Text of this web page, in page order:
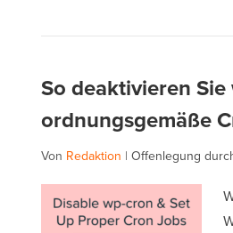
So deaktivieren
ordnungsgemäße
Von Redaktion | Offenlegung